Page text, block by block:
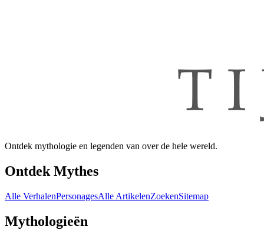
Ontdek mythologie en legenden van over de hele wereld.
Ontdek Mythes
Alle VerhalenPersonagesAlle ArtikelenZoekenSitemap
Mythologieën